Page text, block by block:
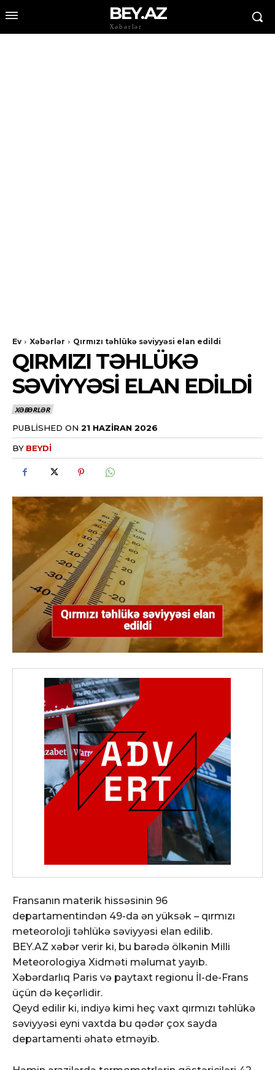
BEY.AZ
Xəbərlər
Ev Xəbərlər Qırmızı təhlükə səviyyəsi elan edildi
QIRMIZI TƏHLÜKƏ
SƏVIYYƏSI ELAN EDILDI
XƏBƏRLƏR
PUBLISHED ON 21 HAZIRAN 2026
BY BEYDI
Fransanın materik hissəsinin 96
departamentindən 49-da ən yüksək – qırmızı
meteoroloji təhlükə səviyyəsi elan edilib.
BEY.AZ xəbər verir ki, bu barədə ölkənin Milli
Meteorologiya Xidməti məlumat yayıb.
Xəbərdarlıq Paris və paytaxt regionu İl-de-Frans
üçün də keçərlidir.
Qeyd edilir ki, indiyə kimi heç vaxt qırmızı təhlükə
səviyyəsi eyni vaxtda bu qədər çox sayda
departamenti əhatə etməyib.